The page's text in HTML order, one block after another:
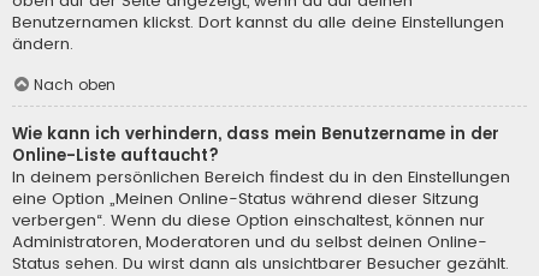
Benutzernamen klickst. Dort kannst du alle deine Einstellungen
ändern.
Nach oben
Wie kann ich verhindern, dass mein Benutzername in der
Online-Liste auftaucht?
In deinem persönlichen Bereich findest du in den Einstellungen
eine Option „Meinen Online-Status während dieser Sitzung
verbergen“. Wenn du diese Option einschaltest, können nur
Administratoren, Moderatoren und du selbst deinen Online-
Status sehen. Du wirst dann als unsichtbarer Besucher gezählt.